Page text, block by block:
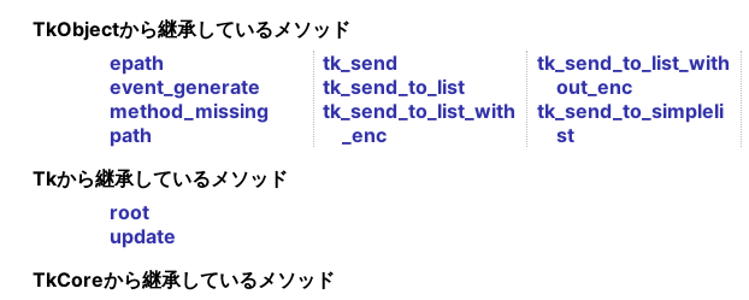
TkObjectから継承しているメソッド
epath
event_generate
method_missing
path
tk_send
tk_send_to_list
tk_send_to_list_with
_enc
tk_send_to_list_with
out_enc
tk_send_to_simpleli
st
Tkから継承しているメソッド
root
update
TkCoreから継承しているメソッド